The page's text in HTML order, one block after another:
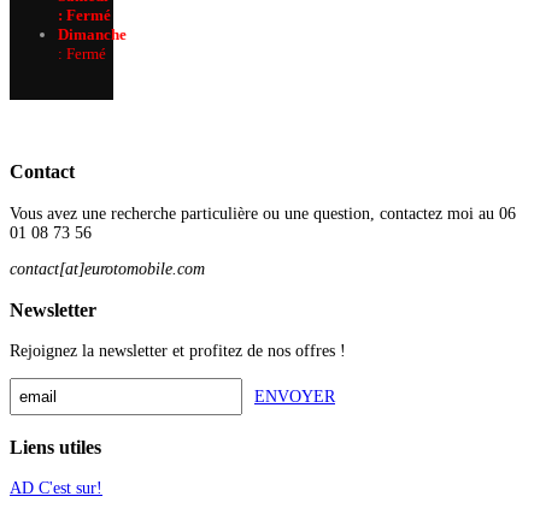
: Fermé
Dimanche
: Fermé
Contact
Vous avez une recherche particulière ou une question, contactez moi au 06
01 08 73 56
contact[at]eurotomobile.com
Newsletter
Rejoignez la newsletter et profitez de nos offres !
ENVOYER
Liens utiles
AD C'est sur!